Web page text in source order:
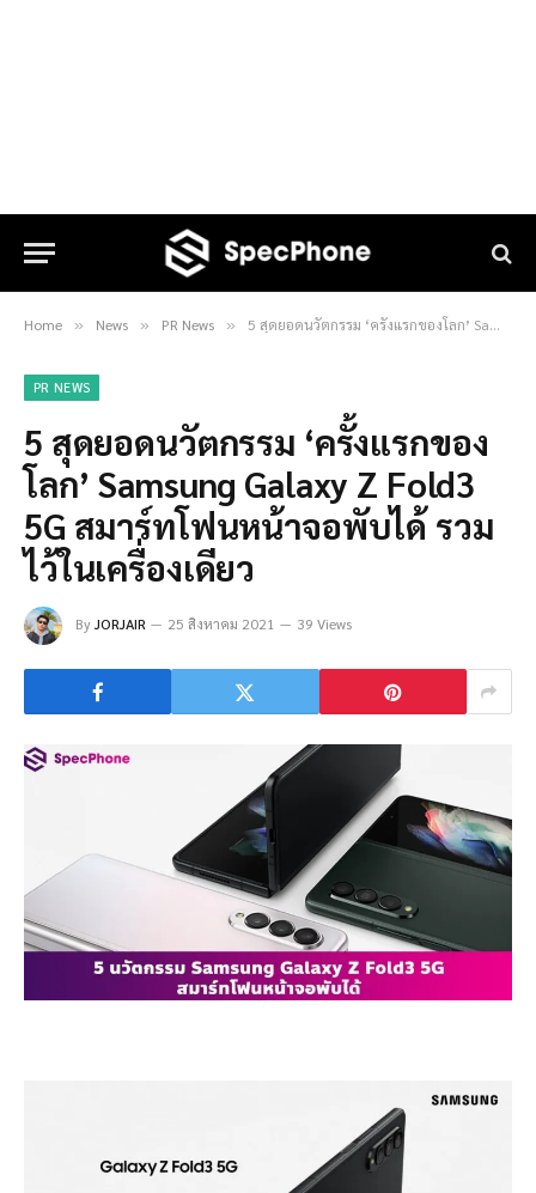
Home » News » PR News » 5 สุดยอดนวัตกรรม ‘ครั้งแรกของโลก’ Samsung Galaxy Z Fold3 5G สมาร์ทโฟนหน้าจอพับได้ รวมไว้ในเครื่องเดียว
PR NEWS
5 สุดยอดนวัตกรรม ‘ครั้งแรกของ
โลก’ Samsung Galaxy Z Fold3
5G สมาร์ทโฟนหน้าจอพับได้ รวม
ไว้ในเครื่องเดียว
ByJORJAIR 25 สิงหาคม 2021 39 Views